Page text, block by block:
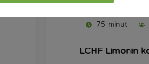
Pripravi
75 minut
LCHF Limonin